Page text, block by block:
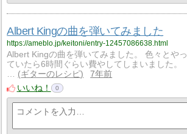
Albert Kingの曲を弾いてみました
https://ameblo.jp/keitoni/entry-12457086638.html
Albert Kingの曲を弾いてみました。 色々とやっ
ていたら6時間ぐらい費やしてしまいました。
ギターのレシピ
7年前
いいね！
0